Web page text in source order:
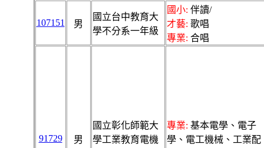
107151 男
國立台中教育大
學不分系一年級
國小: 伴讀/
才藝: 歌唱
專業: 合唱
91729 男
國立彰化師範大
學工業教育電機
專業: 基本電學、電子
學、電工機械、工業配